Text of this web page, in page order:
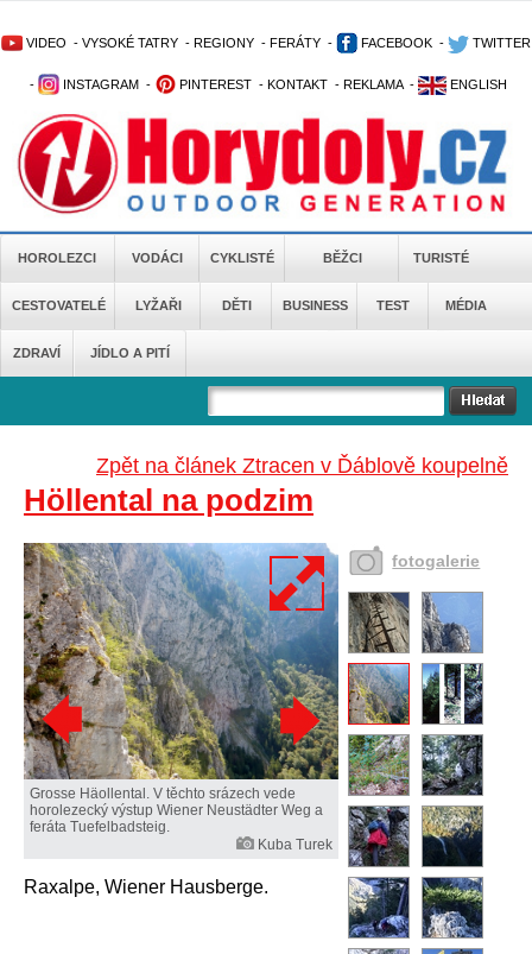
VIDEO - VYSOKÉ TATRY - REGIONY - FERÁTY - FACEBOOK - TWITTER
- INSTAGRAM - PINTEREST - KONTAKT - REKLAMA - ENGLISH
HOROLEZCI VODÁCI CYKLISTÉ BĚŽCI TURISTÉ
CESTOVATELÉ LYŽAŘI DĚTI BUSINESS TEST MÉDIA
ZDRAVÍ JÍDLO A PITÍ
Zpět na článek Ztracen v Ďáblově koupelně
Höllental na podzim
Grosse Häollental. V těchto srázech vede
horolezecký výstup Wiener Neustädter Weg a
feráta Tuefelbadsteig.
Kuba Turek
Raxalpe, Wiener Hausberge.
fotogalerie